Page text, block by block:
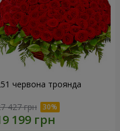
червона троянда
427 грн